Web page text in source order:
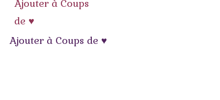
Ajouter à Coups
de ♥
Ajouter à Coups de ♥